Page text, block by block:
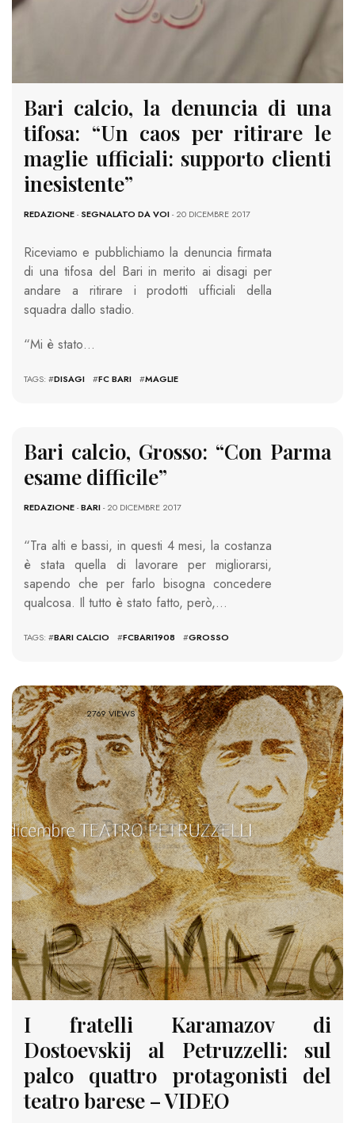
Bari calcio, la denuncia di una
tifosa: “Un caos per ritirare le
maglie ufficiali: supporto clienti
inesistente”
REDAZIONE-SEGNALATO DA VOI- 20 DICEMBRE 2017
Riceviamo e pubblichiamo la denuncia firmata
di una tifosa del Bari in merito ai disagi per
andare a ritirare i prodotti ufficiali della
squadra dallo stadio.
“Mi è stato…
TAGS: #DISAGI #FC BARI #MAGLIE
Bari calcio, Grosso: “Con Parma
esame difficile”
REDAZIONE-BARI- 20 DICEMBRE 2017
“Tra alti e bassi, in questi 4 mesi, la costanza
è stata quella di lavorare per migliorarsi,
sapendo che per farlo bisogna concedere
qualcosa. Il tutto è stato fatto, però,…
TAGS: #BARI CALCIO #FCBARI1908 #GROSSO
2769 VIEWS
I fratelli Karamazov di
Dostoevskij al Petruzzelli: sul
palco quattro protagonisti del
teatro barese – VIDEO